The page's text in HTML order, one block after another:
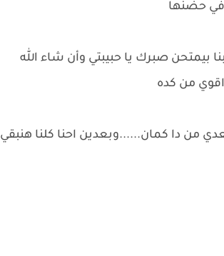
حضنها
بيمتحن صبرك يا حبيبتي وأن شاء الله
اقوي من كده
من دا كمان......وبعدين احنا كلنا هنبقي